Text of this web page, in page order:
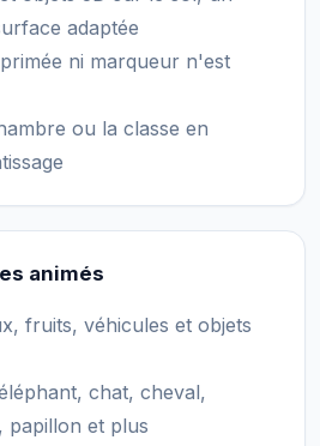
adaptée
ni marqueur n'est
ou la classe en
animés
fruits, véhicules et objets
chat, cheval,
papillon et plus